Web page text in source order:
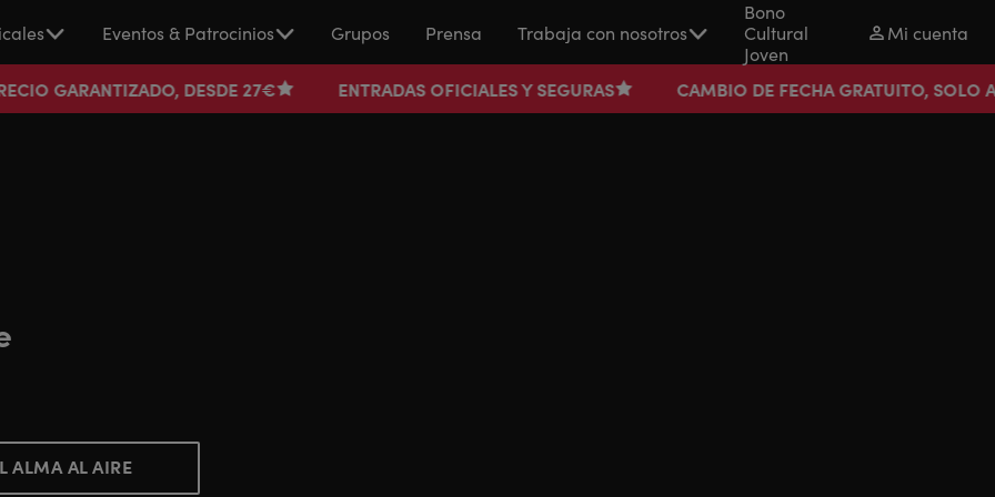
Eventos & Patrocinios Grupos Prensa Trabaja con nosotros
Bono
Cultural
Joven
Mi cuenta
DESDE 27€ ENTRADAS OFICIALES Y SEGURAS CAMBIO DE FECHA GRATUITO, SOLO AQUÍ, EN LA
ALMA AL AIRE